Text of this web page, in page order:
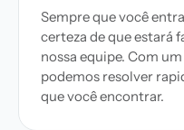
Sempre que você
certeza de que estará
nossa equipe. Com
podemos resolver
que você encontrar.